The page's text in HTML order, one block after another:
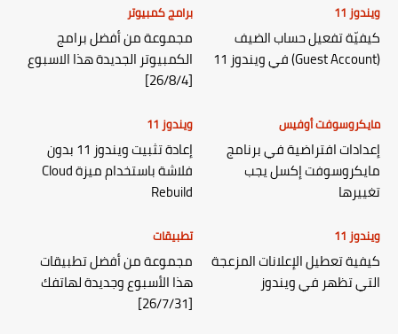
ويندوز 11
كيفيّة تفعيل حساب الضيف
(Guest Account) في ويندوز 11
برامج كمبيوتر
مجموعة من أفضل برامج
الكمبيوتر الجديدة هذا الاسبوع
[26/8/4]
مايكروسوفت أوفيس
إعدادات افتراضية في برنامج
مايكروسوفت إكسل يجب
تغييرها
ويندوز 11
إعادة تثبيت ويندوز 11 بدون
فلاشة باستخدام ميزة Cloud
Rebuild
ويندوز 11
كيفية تعطيل الإعلانات المزعجة
التي تظهر في ويندوز
تطبيقات
مجموعة من أفضل تطبيقات
هذا الأسبوع وجديدة لهاتفك
[26/7/31]